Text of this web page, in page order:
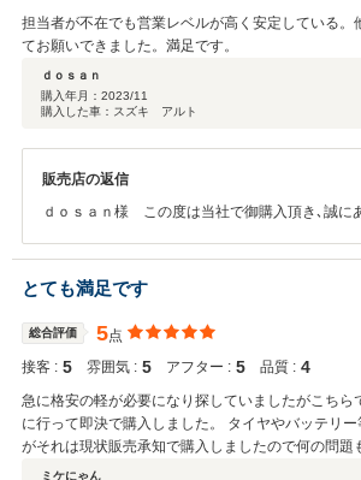
担当者が不在でも営業レベルが高く安定している。
てお願いできました。満足です。
ｄｏｓａｎ
購入年月： 2023/11
購入した車：スズキ アルト
販売店の返信
ｄｏｓａｎ様 この度は当社で御購入頂き､誠に
ち会えず申し訳ございませんでした。 お車に関
となどがございましたら、お気軽にご相談下さい
しくお願い申し上げます。
とても満足です
総合評価 5点
接客 : 5 雰囲気 : 5 アフター : 5 品質 : 4
急に格安の軽が必要になり探していましたがこちら
に行って即決で購入しました。 タイヤやバッテリ
がそれは現状販売承知で購入しましたので何の問題
たっては各種点検の上、全ワイパーブレードとoil交
ミケにゃん